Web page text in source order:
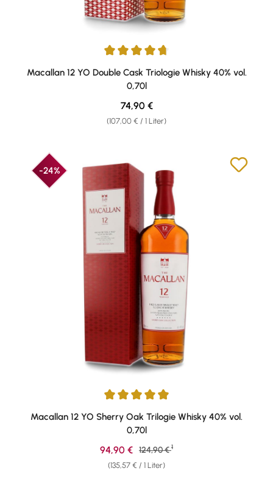
Durchschnittliche Bewertung von 4.84 von 5 Sternen
Macallan 12 YO Double Cask Triologie Whisky 40% vol.
0,70l
(107,00 € / 1 Liter)
Regulärer Preis:
74,90 €
-24%
Durchschnittliche Bewertung von 4.91 von 5 Sternen
Macallan 12 YO Sherry Oak Trilogie Whisky 40% vol.
0,70l
(135,57 € / 1 Liter)
Verkaufspreis:
94,90 € Regulärer Preis:
124,90 € 1